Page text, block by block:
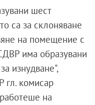
шест
са за склоняване
на помещение с
има образувани
изнудване",
гл. комисар
на